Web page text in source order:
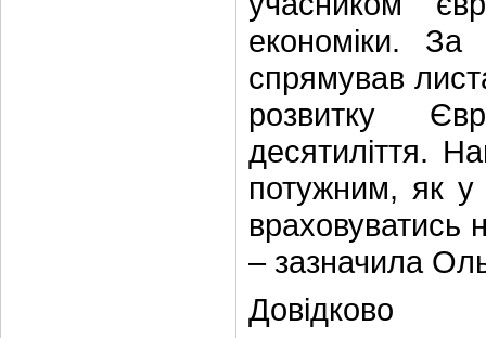
економіки. За
спрямував
розвитку
десятиліття.
потужним, як у
враховуватись
– зазначила
Довідково